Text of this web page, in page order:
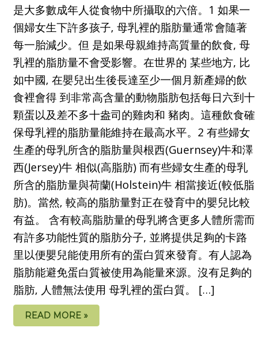
是大多數成年人從食物中所攝取的六倍。1 如果一
個婦女生下許多孩子, 母乳裡的脂肪量通常會隨著
每一胎減少。但 是如果母親維持高質量的飲食, 母
乳裡的脂肪量不會受影響。在世界的 某些地方, 比
如中國, 在嬰兒出生後長達至少一個月新產婦的飲
食裡會得 到非常高含量的動物脂肪包括每日六到十
顆蛋以及差不多十盎司的雞肉和 豬肉。這種飲食確
保母乳裡的脂肪量能維持在最高水平。2 有些婦女
生產的母乳所含的脂肪量與根西(Guernsey)牛和澤
西(Jersey)牛 相似(高脂肪) 而有些婦女生產的母乳
所含的脂肪量與荷蘭(Holstein)牛 相當接近(較低脂
肪)。當然, 較高的脂肪量對正在發育中的嬰兒比較
有益。 含有較高脂肪量的母乳將含更多人體所需而
有許多功能性質的脂肪分子, 並將提供足夠的卡路
里以便嬰兒能使用所有的蛋白質來發育。有人認為
脂肪能避免蛋白質被使用為能量來源。沒有足夠的
脂肪, 人體無法使用 母乳裡的蛋白質。 […]
READ MORE »